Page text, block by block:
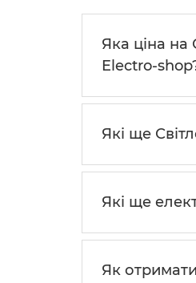
Яка ціна на
Electro-
Які ще
Які ще
Як